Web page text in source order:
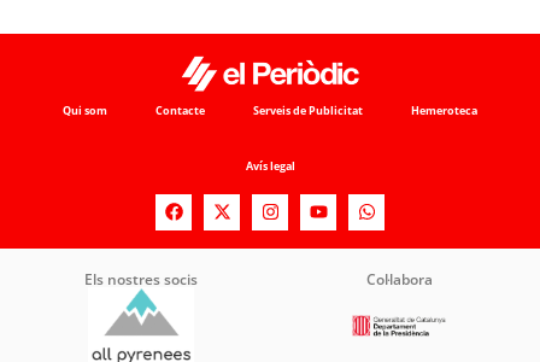
Qui som Contacte Serveis de Publicitat Hemeroteca
Avís legal
Els nostres socis Col·labora